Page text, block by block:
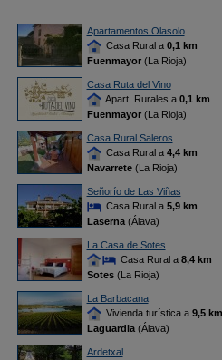
Apartamentos Olasolo
Casa Rural a 0,1 km
Fuenmayor(La Rioja)
Casa Ruta del Vino
Apart. Rurales a 0,1 km
Fuenmayor(La Rioja)
Casa Rural Saleros
Casa Rural a 4,4 km
Navarrete(La Rioja)
Señorío de Las Viñas
Casa Rural a 5,9 km
Laserna(Álava)
La Casa de Sotes
Casa Rural a 8,4 km
Sotes(La Rioja)
La Barbacana
Vivienda turística a 9,5 km
Laguardia(Álava)
Ardetxal